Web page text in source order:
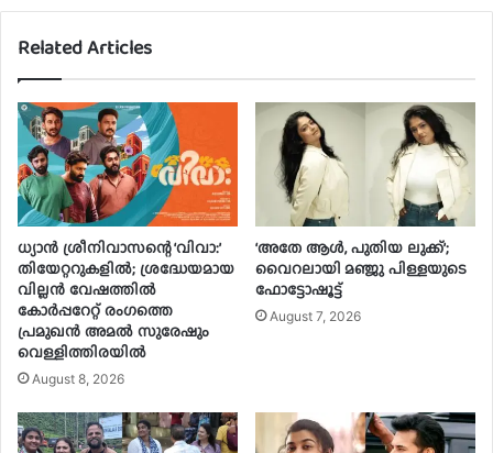
Related Articles
ധ്യാൻ ശ്രീനിവാസന്റെ ‘വിവാ:’
തിയേറ്ററുകളിൽ; ശ്രദ്ധേയമായ
വില്ലൻ വേഷത്തിൽ
കോർപ്പറേറ്റ് രംഗത്തെ
പ്രമുഖൻ അമൽ സുരേഷും
വെള്ളിത്തിരയിൽ
August 8, 2026
‘അതേ ആൾ, പുതിയ ലുക്ക്’;
വൈറലായി മഞ്ജു പിള്ളയുടെ
ഫോട്ടോഷൂട്ട്
August 7, 2026